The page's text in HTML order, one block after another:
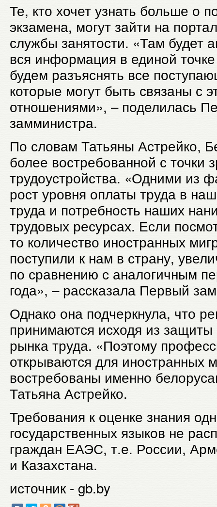
Те, кто хочет узнать больше о
экзамена, могут зайти на
службы занятости. «Там будет
вся информация в единой
будем разъяснять все
которые могут быть связаны с
отношениями», – поделилась
замминистра.
По словам Татьяны Астрейко,
более востребованной с точки
трудоустройства. «Одними из
рост уровня оплаты труда в
труда и потребность наших
трудовых ресурсах. Если
то количество иностранных
поступили к нам в страну,
по сравнению с аналогичным
года», – рассказала Первый
Однако она подчеркнула, что
принимаются исходя из защиты
рынка труда. «Поэтому
открываются для иностранных
востребованы именно
Татьяна Астрейко.
Требования к оценке знания
государственных языков не
граждан ЕАЭС, т.е. России,
и Казахстана.
источник - gb.by